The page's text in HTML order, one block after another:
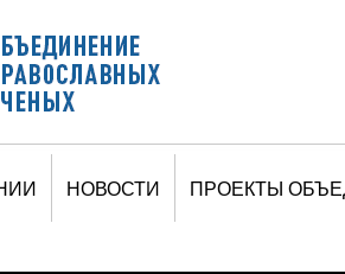
НОВОСТИ ПРОЕКТЫ